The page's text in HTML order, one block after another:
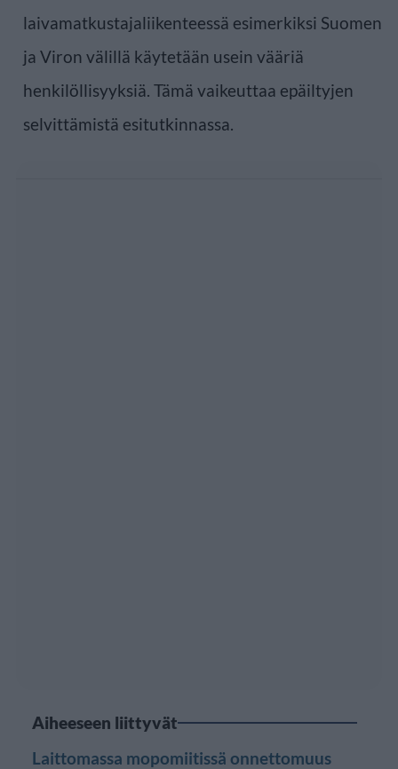
laivamatkustajaliikenteessä esimerkiksi Suomen
ja Viron välillä käytetään usein vääriä
henkilöllisyyksiä. Tämä vaikeuttaa epäiltyjen
selvittämistä esitutkinnassa.
Aiheeseen liittyvät
Laittomassa mopomiitissä onnettomuus